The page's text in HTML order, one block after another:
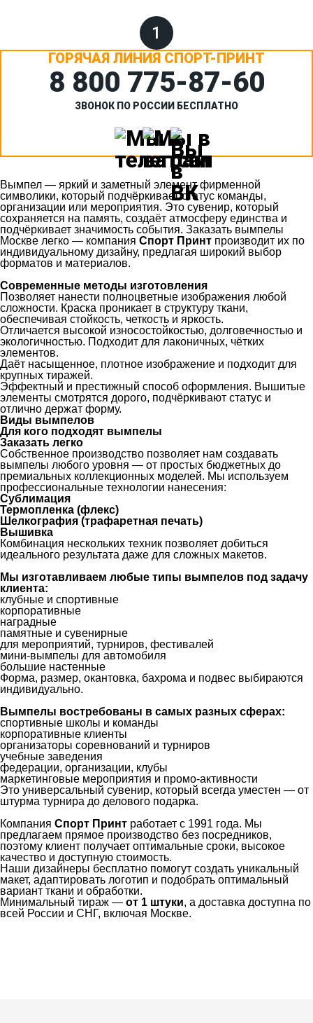
1
ГОРЯЧАЯ ЛИНИЯ СПОРТ-ПРИНТ
8 800 775‑87-60
ЗВОНОК ПО РОССИИ БЕСПЛАТНО
Вымпел — яркий и заметный элемент фирменной
символики, который подчёркивает статус команды,
организации или мероприятия. Это сувенир, который
сохраняется на память, создаёт атмосферу единства и
подчёркивает значимость события. Заказать вымпелы
Москве легко — компания Спорт Принт производит их по
индивидуальному дизайну, предлагая широкий выбор
форматов и материалов.
Современные методы изготовления
Позволяет нанести полноцветные изображения любой
сложности. Краска проникает в структуру ткани,
обеспечивая стойкость, четкость и яркость.
Отличается высокой износостойкостью, долговечностью и
экологичностью. Подходит для лаконичных, чётких
элементов.
Даёт насыщенное, плотное изображение и подходит для
крупных тиражей.
Эффектный и престижный способ оформления. Вышитые
элементы смотрятся дорого, подчёркивают статус и
отлично держат форму.
Виды вымпелов
Для кого подходят вымпелы
Заказать легко
Собственное производство позволяет нам создавать
вымпелы любого уровня — от простых бюджетных до
премиальных коллекционных моделей. Мы используем
профессиональные технологии нанесения:
Сублимация
Термопленка (флекс)
Шелкография (трафаретная печать)
Вышивка
Комбинация нескольких техник позволяет добиться
идеального результата даже для сложных макетов.
Мы изготавливаем любые типы вымпелов под задачу
клиента:
клубные и спортивные
корпоративные
наградные
памятные и сувенирные
для мероприятий, турниров, фестивалей
мини-вымпелы для автомобиля
большие настенные
Форма, размер, окантовка, бахрома и подвес выбираются
индивидуально.
Вымпелы востребованы в самых разных сферах:
спортивные школы и команды
корпоративные клиенты
организаторы соревнований и турниров
учебные заведения
федерации, организации, клубы
маркетинговые мероприятия и промо-активности
Это универсальный сувенир, который всегда уместен — от
штурма турнира до делового подарка.
Компания Спорт Принт работает с 1991 года. Мы
предлагаем прямое производство без посредников,
поэтому клиент получает оптимальные сроки, высокое
качество и доступную стоимость.
Наши дизайнеры бесплатно помогут создать уникальный
макет, адаптировать логотип и подобрать оптимальный
вариант ткани и обработки.
Минимальный тираж — от 1 штуки, а доставка доступна по
всей России и СНГ, включая Москве.